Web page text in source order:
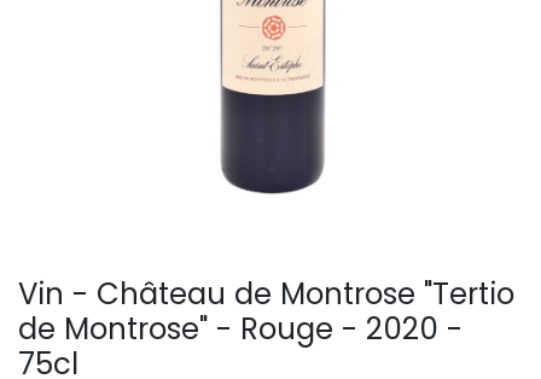
Vin - Château de Montrose "Tertio
de Montrose" - Rouge - 2020 -
75cl